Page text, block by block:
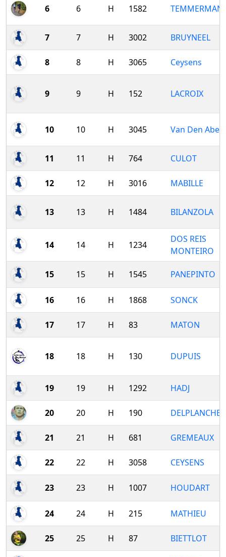
6 6 H 1582 TEMMERMAN
7 7 H 3002 BRUYNEEL
8 8 H 3065 Ceysens
9 9 H 152 LACROIX
10 10 H 3045 Van Den
11 11 H 764 CULOT
12 12 H 3016 MABILLE
13 13 H 1484 BILANZOLA
14 14 H 1234
DOS REIS
MONTEIRO
15 15 H 1545 PANEPINTO
16 16 H 1868 SONCK
17 17 H 83 MATON
18 18 H 130 DUPUIS
19 19 H 1292 HADJ
20 20 H 190 DELPLANCHE
21 21 H 681 GREMEAUX
22 22 H 3058 CEYSENS
23 23 H 1007 HOUDART
24 24 H 215 MATHIEU
25 25 H 87 BIETTLOT